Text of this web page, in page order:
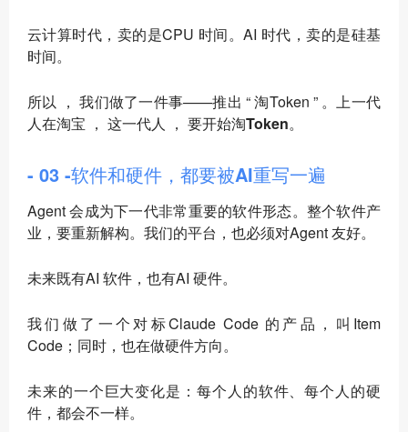
云计算时代，卖的是CPU 时间。AI 时代，卖的是硅基
时间。
所以 ， 我们做了一件事——推出 “ 淘Token ” 。上一代
人在淘宝 ， 这一代人 ， 要开始淘Token。
- 03 -软件和硬件，都要被AI重写一遍
Agent 会成为下一代非常重要的软件形态。整个软件产
业，要重新解构。我们的平台，也必须对Agent 友好。
未来既有AI 软件，也有AI 硬件。
我们做了一个对标Claude Code 的产品，叫Item
Code；同时，也在做硬件方向。
未来的一个巨大变化是： 每个人的软件、每个人的硬
件，都会不一样。